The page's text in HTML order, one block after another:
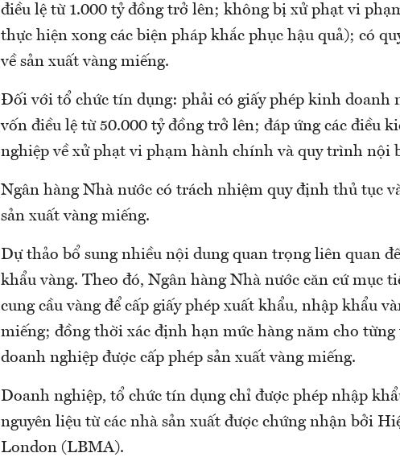
điều lệ từ 1.000 tỷ đồng trở lên; không bị xử phạt vi
thực hiện xong các biện pháp khắc phục hậu quả); có
về sản xuất vàng miếng.
Đối với tổ chức tín dụng: phải có giấy phép kinh doanh
vốn điều lệ từ 50.000 tỷ đồng trở lên; đáp ứng các điều
nghiệp về xử phạt vi phạm hành chính và quy trình nội
Ngân hàng Nhà nước có trách nhiệm quy định thủ tục
sản xuất vàng miếng.
Dự thảo bổ sung nhiều nội dung quan trọng liên quan
khẩu vàng. Theo đó, Ngân hàng Nhà nước căn cứ mục
cung cầu vàng để cấp giấy phép xuất khẩu, nhập khẩu
miếng; đồng thời xác định hạn mức hàng năm cho từng
doanh nghiệp được cấp phép sản xuất vàng miếng.
Doanh nghiệp, tổ chức tín dụng chỉ được phép nhập
nguyên liệu từ các nhà sản xuất được chứng nhận bởi
London (LBMA).